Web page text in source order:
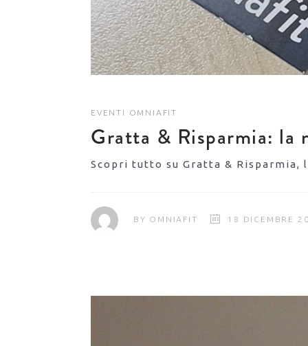
EVENTI OMNIAFIT
Gratta & Risparmia: la
Scopri tutto su Gratta &
BY OMNIAFIT 18 DICEMBRE